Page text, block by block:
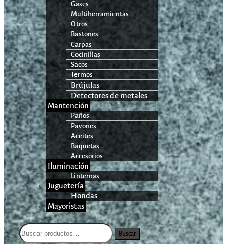
Gases
Multiherramientas
Otros
Bastones
Carpas
Cocinillas
Sacos
Termos
Brújulas
Detectores de metales
Mantención
Paños
Pavones
Aceites
Baquetas
Accesorios
Iluminación
Linternas
Juguetería
Hondas
Mayoristas
Buscar